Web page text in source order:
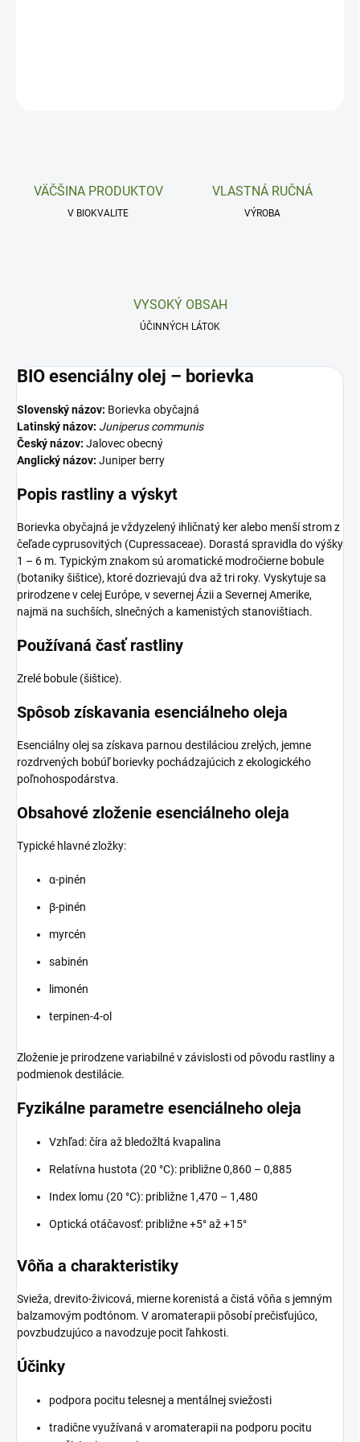
VÄČŠINA PRODUKTOV
V BIOKVALITE
VLASTNÁ RUČNÁ
VÝROBA
VYSOKÝ OBSAH
ÚČINNÝCH LÁTOK
BIO esenciálny olej – borievka
Slovenský názov: Borievka obyčajná
Latinský názov: Juniperus communis
Český názov: Jalovec obecný
Anglický názov: Juniper berry
Popis rastliny a výskyt
Borievka obyčajná je vždyzelený ihličnatý ker alebo menší strom z
čeľade cyprusovitých (Cupressaceae). Dorastá spravidla do výšky
1 – 6 m. Typickým znakom sú aromatické modročierne bobule
(botaniky šištice), ktoré dozrievajú dva až tri roky. Vyskytuje sa
prirodzene v celej Európe, v severnej Ázii a Severnej Amerike,
najmä na suchších, slnečných a kamenistých stanovištiach.
Používaná časť rastliny
Zrelé bobule (šištice).
Spôsob získavania esenciálneho oleja
Esenciálny olej sa získava parnou destiláciou zrelých, jemne
rozdrvených bobúľ borievky pochádzajúcich z ekologického
poľnohospodárstva.
Obsahové zloženie esenciálneho oleja
Typické hlavné zložky:
α-pinén
β-pinén
myrcén
sabinén
limonén
terpinen-4-ol
Zloženie je prirodzene variabilné v závislosti od pôvodu rastliny a
podmienok destilácie.
Fyzikálne parametre esenciálneho oleja
Vzhľad: číra až bledožltá kvapalina
Relatívna hustota (20 °C): približne 0,860 – 0,885
Index lomu (20 °C): približne 1,470 – 1,480
Optická otáčavosť: približne +5° až +15°
Vôňa a charakteristiky
Svieža, drevito-živicová, mierne korenistá a čistá vôňa s jemným
balzamovým podtónom. V aromaterapii pôsobí prečisťujúco,
povzbudzujúco a navodzuje pocit ľahkosti.
Účinky
podpora pocitu telesnej a mentálnej sviežosti
tradične využívaná v aromaterapii na podporu pocitu